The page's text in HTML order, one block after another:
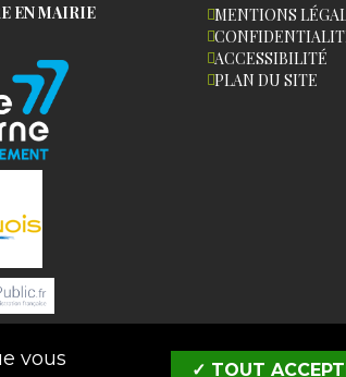
EN MAIRIE
MENTIONS
ACCESSIBILITÉ
PLAN DU SITE
vous
✓ TOUT